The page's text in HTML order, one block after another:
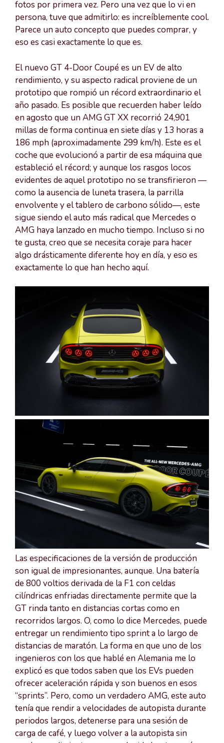
fotos por primera vez. Pero una vez que lo vi en
persona, tuve que admitirlo: es increíblemente cool.
Parece un auto concepto que puedes comprar, y
eso es casi exactamente lo que es.
El nuevo GT 4-Door Coupé es un EV de alto
rendimiento, y su aspecto radical proviene de un
prototipo que rompió un récord extraordinario el
año pasado. Es posible que recuerden haber leído
en agosto que un AMG GT XX recorrió 24,901
millas de forma continua en siete días y 13 horas a
186 mph (aproximadamente 299 km/h). Este es el
coche que evolucionó a partir de esa máquina que
estableció el récord; y aunque los rasgos locos
evidentes de aquel prototipo no se transfirieron —
como la ausencia de luneta trasera, la parrilla
envolvente y el tablero de carbono sólido—, este
sigue siendo el auto más radical que Mercedes o
AMG haya lanzado en mucho tiempo. Incluso si no
te gusta, creo que se necesita coraje para hacer
algo drásticamente diferente hoy en día, y eso es
exactamente lo que han hecho aquí.
Las especificaciones de la versión de producción
son igual de impresionantes, aunque. Una batería
de 800 voltios derivada de la F1 con celdas
cilíndricas enfriadas directamente permite que la
GT rinda tanto en distancias cortas como en
recorridos largos. O, como lo dice Mercedes, puede
entregar un rendimiento tipo sprint a lo largo de
distancias de maratón. La forma en que uno de los
ingenieros con los que hablé en Alemania me lo
explicó es que todos saben que los EVs pueden
ofrecer aceleración rápida y son buenos en esos
“sprints”. Pero, como un verdadero AMG, este auto
tenía que rendir a velocidades de autopista durante
periodos largos, detenerse para una sesión de
carga de café, y luego volver a la autopista sin